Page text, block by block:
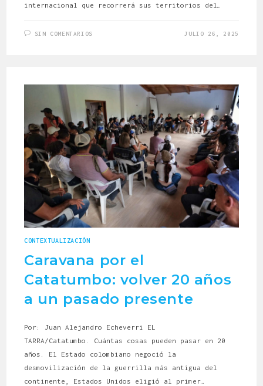
internacional que recorrerá sus territorios del…
SIN COMENTARIOS JULIO 26, 2025
CONTEXTUALIZACIÓN
Caravana por el
Catatumbo: volver 20 años
a un pasado presente
Por: Juan Alejandro Echeverri EL
TARRA/Catatumbo. Cuántas cosas pueden pasar en 20
años. El Estado colombiano negoció la
desmovilización de la guerrilla más antigua del
continente, Estados Unidos eligió al primer…